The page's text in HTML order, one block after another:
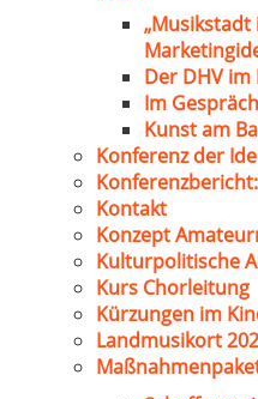
Der DHV
Im
Kunst am
Konferenz der
Kontakt
Konzept
Kulturpolitische
Kurs Chorleitung
Kürzungen im
Landmusikort